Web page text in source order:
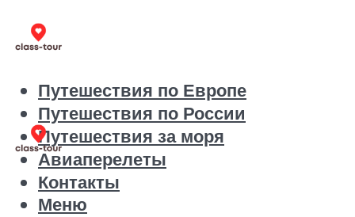
Путешествия по Европе
Путешествия по России
Путешествия за моря
Авиаперелеты
Контакты
Меню